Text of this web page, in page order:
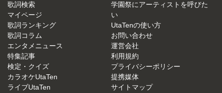
歌詞検索
マイページ
歌詞ランキング
歌詞コラム
エンタメニュース
特集記事
検定・クイズ
カラオケUtaTen
ライブUtaTen
学園祭にアーティストを呼びた
い
UtaTenの使い方
お問い合わせ
運営会社
利用規約
プライバシーポリシー
提携媒体
サイトマップ